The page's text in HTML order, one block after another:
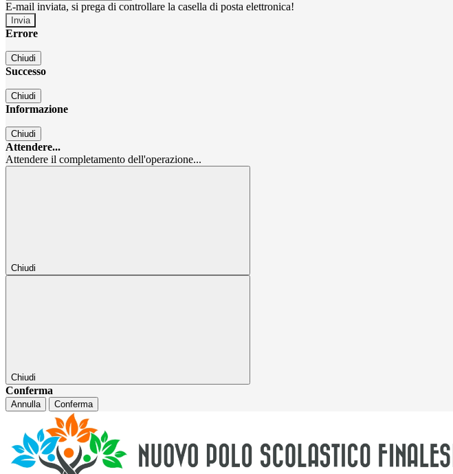
E-mail inviata, si prega di controllare la casella di posta elettronica!
Errore
Chiudi
Successo
Chiudi
Informazione
Chiudi
Attendere...
Attendere il completamento dell'operazione...
Chiudi
Chiudi
Conferma
Annulla Conferma